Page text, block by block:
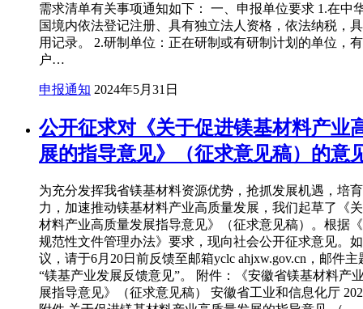
需求清单有关事项通知如下： 一、申报单位要求 1.在中
国境内依法登记注册、具有独立法人资格，依法纳税，
用记录。 2.研制单位：正在研制或有研制计划的单位，
户…
申报通知 2024年5月31日
公开征求对《关于促进镁基材料产业
展的指导意见》（征求意见稿）的意
为充分发挥我省镁基材料资源优势，抢抓发展机遇，培
力，加速推动镁基材料产业高质量发展，我们起草了《
材料产业高质量发展指导意见》（征求意见稿）。根据
规范性文件管理办法》要求，现向社会公开征求意见。
议，请于6月20日前反馈至邮箱yclc ahjxw.gov.cn，邮件主
“镁基产业发展反馈意见”。 附件：《安徽省镁基材料产
展指导意见》（征求意见稿） 安徽省工业和信息化厅